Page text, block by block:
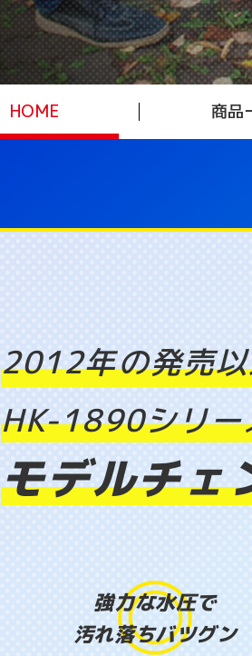
HOME 商品
2012年の発売
HK-1890シリー
モデルチェ
強力な水圧で
汚れ落ちバツグン